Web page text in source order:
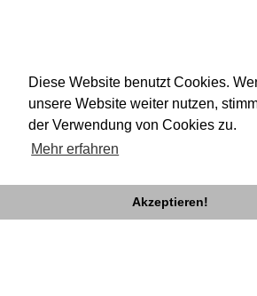
Diese Website benutzt Cookies.
unsere Website weiter nutzen,
der Verwendung von Cookies zu.
Mehr erfahren
Akzeptieren!